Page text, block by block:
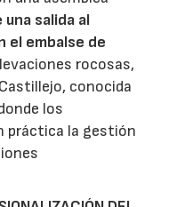
una salida al
el embalse de
rocosas,
conocida
los
práctica la gestión